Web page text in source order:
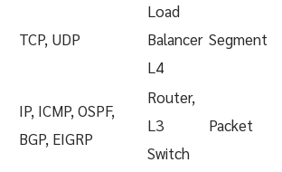
TCP, UDP
Load
Balancer
L4
Segment
IP, ICMP, OSPF,
BGP, EIGRP
Router,
L3
Switch
Packet